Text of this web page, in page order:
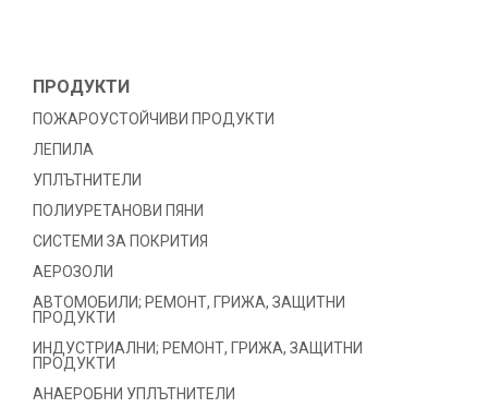
ПРОДУКТИ
ПОЖАРОУСТОЙЧИВИ ПРОДУКТИ
ЛЕПИЛА
УПЛЪТНИТЕЛИ
ПОЛИУРЕТАНОВИ ПЯНИ
СИСТЕМИ ЗА ПОКРИТИЯ
АЕРОЗОЛИ
АВТОМОБИЛИ; РЕМОНТ, ГРИЖА, ЗАЩИТНИ
ПРОДУКТИ
ИНДУСТРИАЛНИ; РЕМОНТ, ГРИЖА, ЗАЩИТНИ
ПРОДУКТИ
АНАЕРОБНИ УПЛЪТНИТЕЛИ